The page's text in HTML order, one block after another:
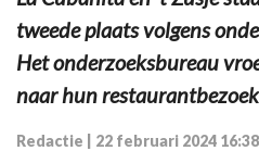
tweede plaats volgens
Het onderzoeksbureau
naar hun
Redactie 22 februari 2024 16:38